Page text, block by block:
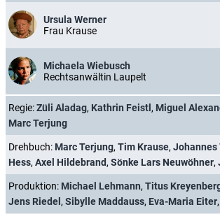
Ursula Werner
Frau Krause
Michaela Wiebusch
Rechtsanwältin Laupelt
Regie:Züli Aladag, Kathrin Feistl , Miguel
Marc Terjung
Drehbuch: Marc Terjung, Tim Krause, Johannes
Hess, Axel Hildebrand, Sönke Lars Neuwöhner,
Produktion: Michael Lehmann, Titus
Jens Riedel , Sibylle Maddauss, Eva-Maria Eiter,